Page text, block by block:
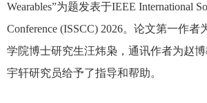
Wearables”为题发表于IEEE International
Conference (ISSCC) 2026。论文第一作
学院博士研究生汪炜枭，通讯作者为赵
宇轩研究员给予了指导和帮助。